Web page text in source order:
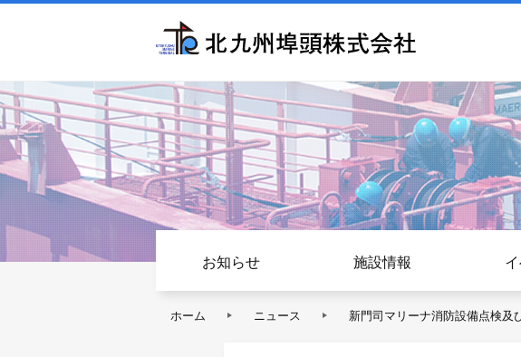
お知らせ 施設情報
ホーム ニュース 新門司マリーナ消防設備点検及